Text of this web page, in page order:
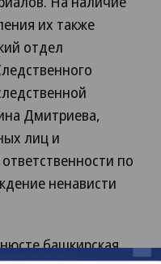
их также
отдел
Дмитриева,
лиц и
по
ненависти
башкирская